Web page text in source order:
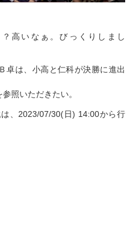
？高いなぁ。びっくりしまし
卓は、小高と仁科が決勝に進出
照いただきたい。
、2023/07/30(日) 14:00から行